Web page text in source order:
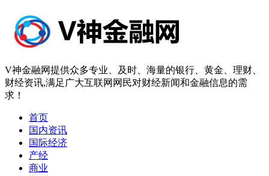
V神金融网提供众多专业、及时、海量的银行、黄金、理财、
财经资讯,满足广大互联网网民对财经新闻和金融信息的需
求！
首页
国内资讯
国际经济
产经
商业